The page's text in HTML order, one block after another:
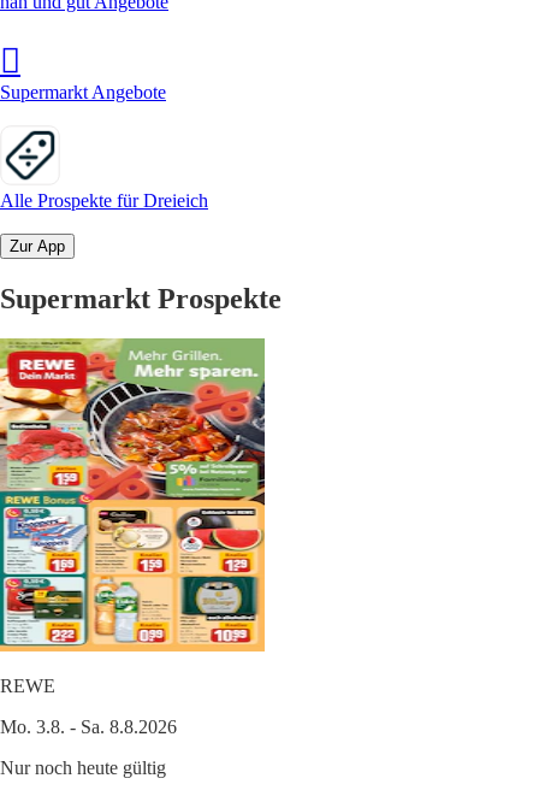
Supermarkt Angebote
Alle Prospekte für Dreieich
Zur App
Supermarkt Prospekte
REWE
Mo. 3.8. - Sa. 8.8.2026
Nur noch heute gültig